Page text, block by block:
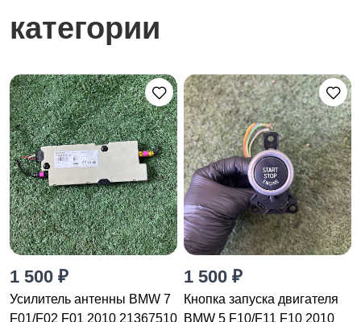
категории
1 500 ₽
Усилитель антенны BMW 7
F01/F02 F01 2010 21367510
1 500 ₽
Кнопка запуска двигателя
BMW 5 F10/F11 F10 2010